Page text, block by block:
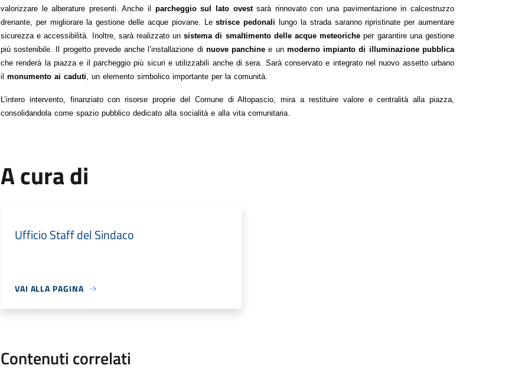
valorizzare le alberature presenti. Anche il parcheggio sul lato ovest sarà rinnovato con una pavimentazione in calcestruzzo
drenante, per migliorare la gestione delle acque piovane. Le strisce pedonali lungo la strada saranno ripristinate per aumentare
sicurezza e accessibilità. Inoltre, sarà realizzato un sistema di smaltimento delle acque meteoriche per garantire una gestione
più sostenibile. Il progetto prevede anche l’installazione di nuove panchine e un moderno impianto di illuminazione pubblica
che renderà la piazza e il parcheggio più sicuri e utilizzabili anche di sera. Sarà conservato e integrato nel nuovo assetto urbano
il monumento ai caduti, un elemento simbolico importante per la comunità.
L’intero intervento, finanziato con risorse proprie del Comune di Altopascio, mira a restituire valore e centralità alla piazza,
consolidandola come spazio pubblico dedicato alla socialità e alla vita comunitaria.
A cura di
Ufficio Staff del Sindaco
VAI ALLA PAGINA
Contenuti correlati